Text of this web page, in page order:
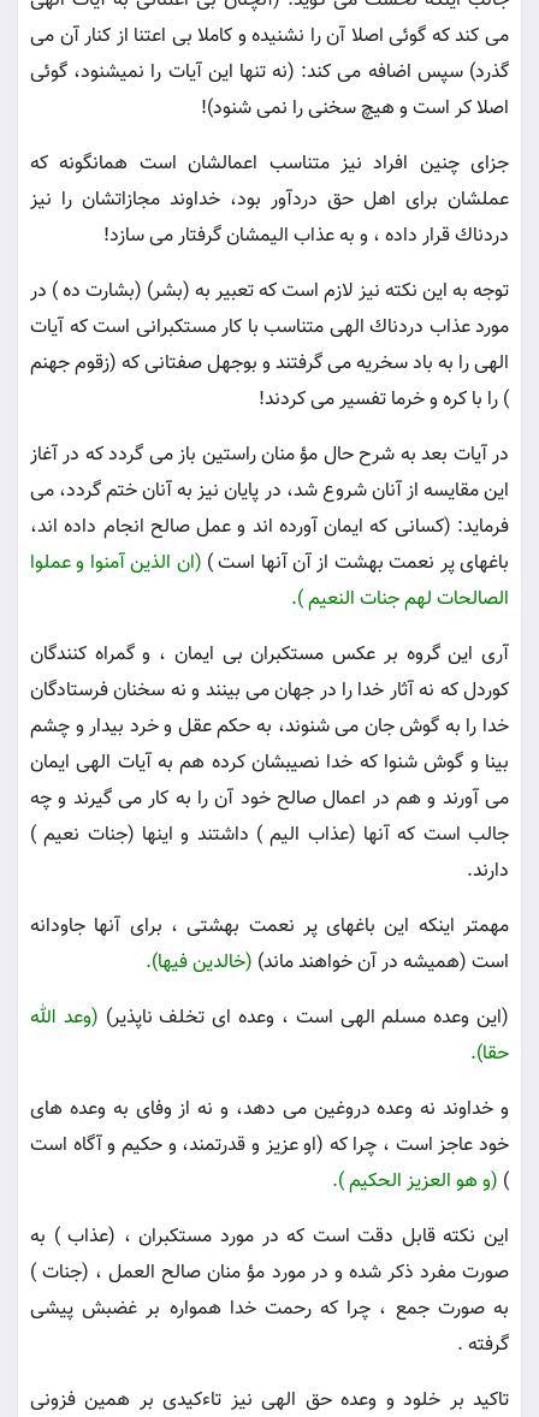
مى كند كه گوئى اصلا آن را نشنيده و كاملا بى اعتنا از كنار آن مى
گذرد) سپس اضافه مى كند: (نه تنها اين آيات را نميشنود، گوئى
اصلا كر است و هيچ سخنى را نمى شنود)!
جزاى چنين افراد نيز متناسب اعمالشان است همانگونه كه
عملشان براى اهل حق دردآور بود، خداوند مجازاتشان را نيز
دردناك قرار داده ، و به عذاب اليمشان گرفتار مى سازد!
توجه به اين نكته نيز لازم است كه تعبير به (بشر) (بشارت ده ) در
مورد عذاب دردناك الهى متناسب با كار مستكبرانى است كه آيات
الهى را به باد سخريه مى گرفتند و بوجهل صفتانى كه (زقوم جهنم
) را با كره و خرما تفسير مى كردند!
در آيات بعد به شرح حال مؤ منان راستين باز مى گردد كه در آغاز
اين مقايسه از آنان شروع شد، در پايان نيز به آنان ختم گردد، مى
فرمايد: (كسانى كه ايمان آورده اند و عمل صالح انجام داده اند،
باغهاى پر نعمت بهشت از آن آنها است ) (ان الذين آمنوا و عملوا
الصالحات لهم جنات النعيم ).
آرى اين گروه بر عكس مستكبران بى ايمان ، و گمراه كنندگان
كوردل كه نه آثار خدا را در جهان مى بينند و نه سخنان فرستادگان
خدا را به گوش جان مى شنوند، به حكم عقل و خرد بيدار و چشم
بينا و گوش شنوا كه خدا نصيبشان كرده هم به آيات الهى ايمان
مى آورند و هم در اعمال صالح خود آن را به كار مى گيرند و چه
جالب است كه آنها (عذاب اليم ) داشتند و اينها (جنات نعيم )
دارند.
مهمتر اينكه اين باغهاى پر نعمت بهشتى ، براى آنها جاودانه
است (هميشه در آن خواهند ماند) (خالدين فيها).
(اين وعده مسلم الهى است ، وعده اى تخلف ناپذير) (وعد الله
حقا).
و خداوند نه وعده دروغين مى دهد، و نه از وفاى به وعده هاى
خود عاجز است ، چرا كه (او عزيز و قدرتمند، و حكيم و آگاه است
) (و هو العزيز الحكيم ).
اين نكته قابل دقت است كه در مورد مستكبران ، (عذاب ) به
صورت مفرد ذكر شده و در مورد مؤ منان صالح العمل ، (جنات )
به صورت جمع ، چرا كه رحمت خدا همواره بر غضبش پيشى
گرفته .
تاكيد بر خلود و وعده حق الهى نيز تاءكيدى بر همين فزونى